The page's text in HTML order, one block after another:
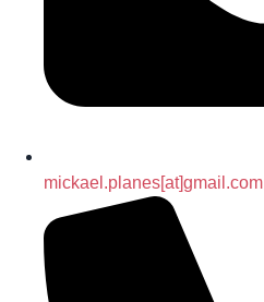
mickael.planes[at]gmail.com